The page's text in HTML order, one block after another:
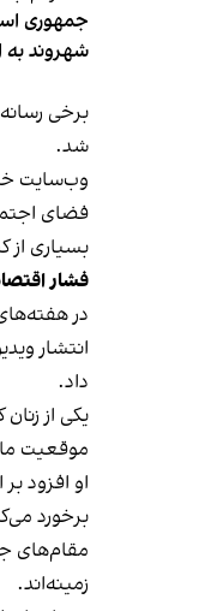
جمهوری
شهروند به
شد.
وب‌سایت
فضای
بسیاری از
فشار
در
انتشار
داد.
یکی از
موقعیت
او افزود
برخورد
مقام‌های
زمینه‌اند.